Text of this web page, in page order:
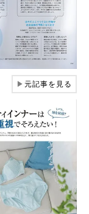
▶元記事を見る